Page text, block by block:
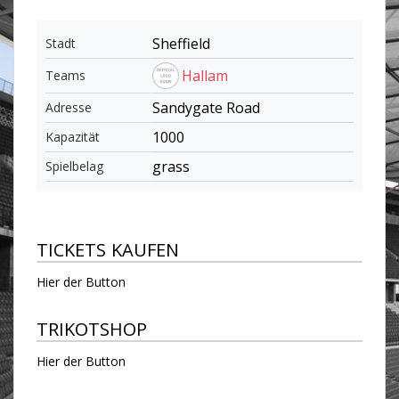
Stadt Sheffield
Teams Hallam
Adresse Sandygate Road
Kapazität 1000
Spielbelag grass
TICKETS KAUFEN
Hier der Button
TRIKOTSHOP
Hier der Button